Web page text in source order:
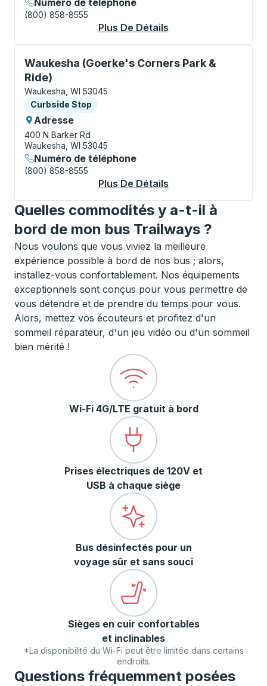
Numéro de téléphone
(800) 858-8555
Plus De Détails
Waukesha (Goerke's Corners Park &
Ride)
Curbside Stop, utilisez les touches fléchées ou la
Waukesha, WI 53045
Curbside Stop
Curbside Stop
Adresse
400 N Barker Rd
Waukesha, WI 53045
Numéro de téléphone
(800) 858-8555
Plus De Détails
Quelles commodités y a-t-il à
bord de mon bus Trailways ?
Nous voulons que vous viviez la meilleure
expérience possible à bord de nos bus ; alors,
installez-vous confortablement. Nos équipements
exceptionnels sont conçus pour vous permettre de
vous détendre et de prendre du temps pour vous.
Alors, mettez vos écouteurs et profitez d'un
sommeil réparateur, d'un jeu vidéo ou d'un sommeil
bien mérité !
Wi-Fi 4G/LTE gratuit à bord
Prises électriques de 120V et
USB à chaque siège
Bus désinfectés pour un
voyage sûr et sans souci
Sièges en cuir confortables
et inclinables
*La disponibilité du Wi-Fi peut être limitée dans certains
endroits.
Questions fréquemment posées